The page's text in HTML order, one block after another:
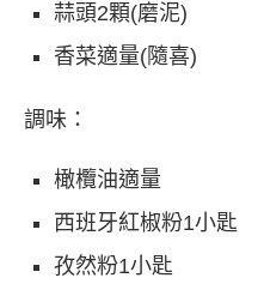
蒜頭2顆(磨泥)
香菜適量(隨喜)
調味：
橄欖油適量
西班牙紅椒粉1小匙
孜然粉1小匙